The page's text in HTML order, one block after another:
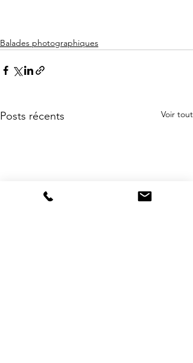
Balades photographiques
Posts récents Voir tout